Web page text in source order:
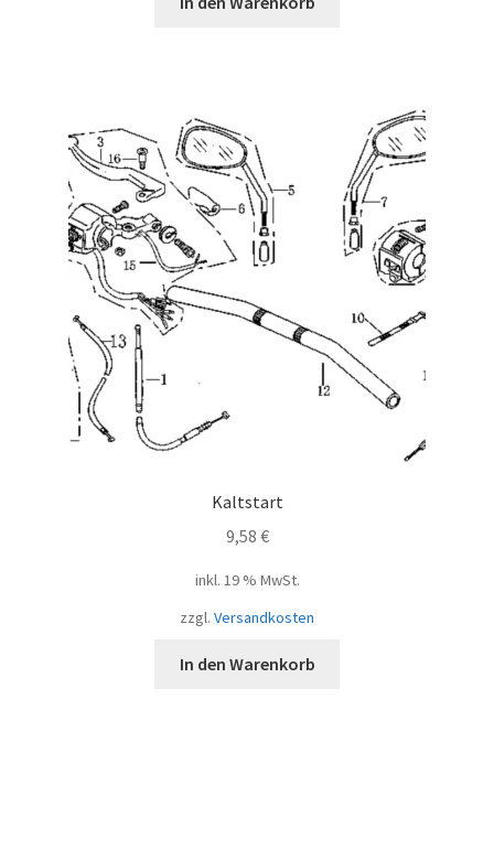
Kaltstart
9,58 €
inkl. 19 % MwSt.
zzgl. Versandkosten
In den Warenkorb